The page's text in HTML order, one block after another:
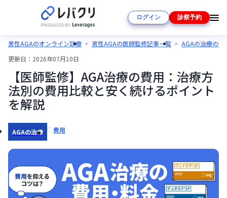
ログイン 診察予約
男性AGAのオンライン診療 男性AGAの医師監修記事一覧
AGAの治療の医
更新日： 2026年07月10日
【医師監修】AGA治療の費用：治療方
法別の費用比較と安く続けるポイント
を解説
AGAの治療 費用